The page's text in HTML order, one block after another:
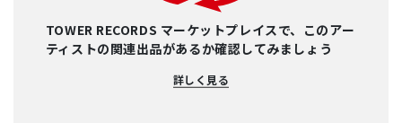
TOWER RECORDS マーケットプレイスで、このアー
ティストの関連出品があるか確認してみましょう
詳しく見る